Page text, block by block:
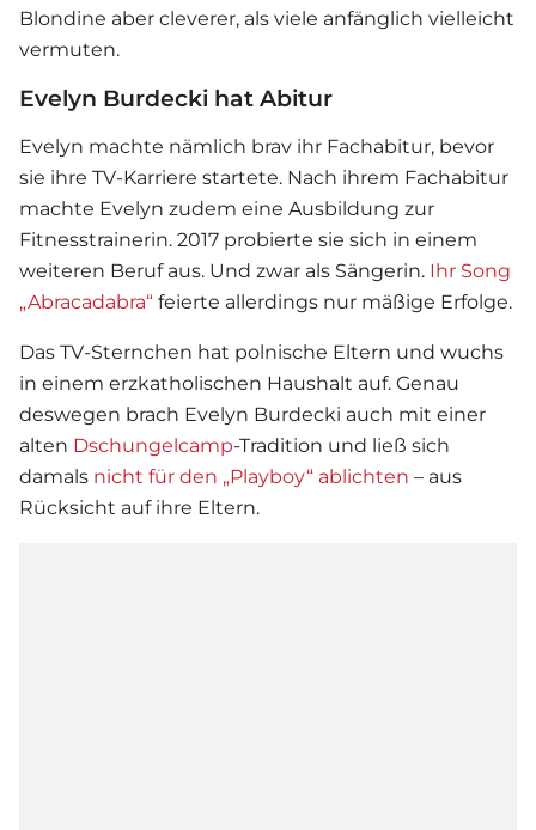
Blondine aber cleverer, als viele anfänglich vielleicht
vermuten.
Evelyn Burdecki hat Abitur
Evelyn machte nämlich brav ihr Fachabitur, bevor
sie ihre TV-Karriere startete. Nach ihrem Fachabitur
machte Evelyn zudem eine Ausbildung zur
Fitnesstrainerin. 2017 probierte sie sich in einem
weiteren Beruf aus. Und zwar als Sängerin. Ihr Song
„Abracadabra“ feierte allerdings nur mäßige Erfolge.
Das TV-Sternchen hat polnische Eltern und wuchs
in einem erzkatholischen Haushalt auf. Genau
deswegen brach Evelyn Burdecki auch mit einer
alten Dschungelcamp-Tradition und ließ sich
damals nicht für den „Playboy“ ablichten – aus
Rücksicht auf ihre Eltern.